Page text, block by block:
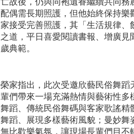
配偶需長期照護，但他始終保持
家接受完善照護，其「生活規律
之道，平日喜愛閱讀書報、增廣
歲典範。
榮家指出，此次受邀欣藝民俗舞
輩們帶來一場充滿熱情與藝術性
舞蹈、傳統民俗舞碼與客家歌謠
舞蹈、展現多樣藝術風貌；曼妙
無比歡樂氣氛，讓現場長輩們目不